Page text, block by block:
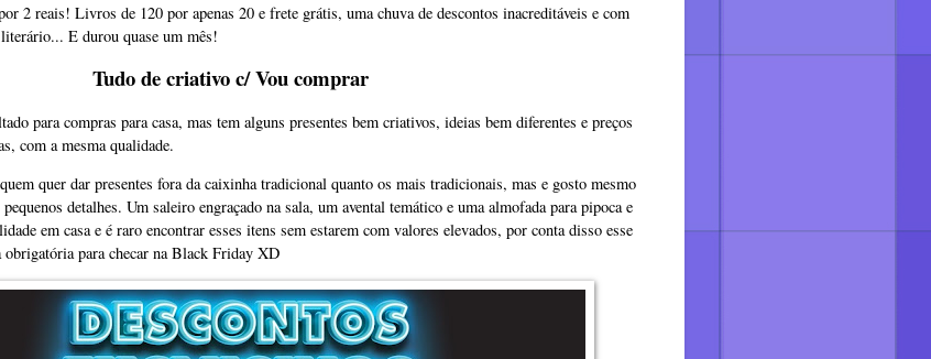
2 reais! Livros de 120 por apenas 20 e frete grátis, uma chuva de descontos inacreditáveis e com
E durou quase um mês!
Tudo de criativo c/ Vou comprar
para compras para casa, mas tem alguns presentes bem criativos, ideias bem diferentes e preços
com a mesma qualidade.
quer dar presentes fora da caixinha tradicional quanto os mais tradicionais, mas e gosto mesmo
detalhes. Um saleiro engraçado na sala, um avental temático e uma almofada para pipoca e
em casa e é raro encontrar esses itens sem estarem com valores elevados, por conta disso esse
para checar na Black Friday XD